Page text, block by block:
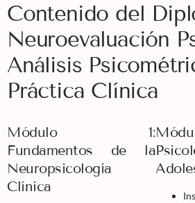
Contenido del
Neuroevaluación
Análisis
Práctica Clínica
Módulo 1:
Fundamentos de la
Neuropsicología
Clínica